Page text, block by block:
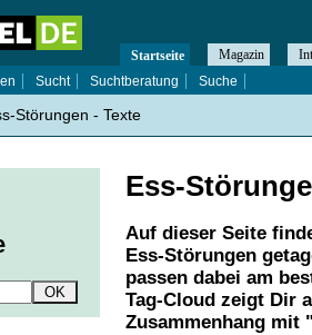
Ess-
Auf dieser Seite
Ess-Störungen
passen dabei am
Tag-Cloud zeigt Dir
Zusammenhang mit
Startseite Magazin
Sucht Suchtberatung Suche
Störungen - Texte